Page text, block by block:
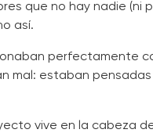
que no hay nadie (ni
así.
perfectamente
mal: estaban
vive en la cabeza